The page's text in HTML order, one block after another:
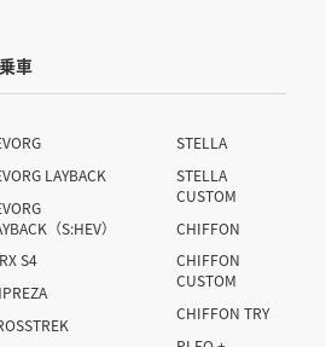
車
LAYBACK
（S:HEV）
S4
STELLA
STELLA
CUSTOM
CHIFFON
CHIFFON
CUSTOM
CHIFFON TRY